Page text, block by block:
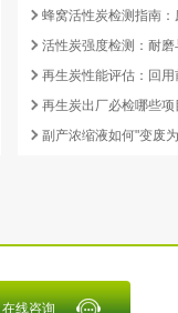
再生炭性能评估：回
在线咨询